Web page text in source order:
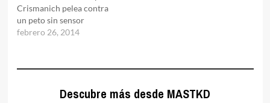
Crismanich pelea contra
un peto sin sensor
febrero 26, 2014
Descubre más desde MASTKD